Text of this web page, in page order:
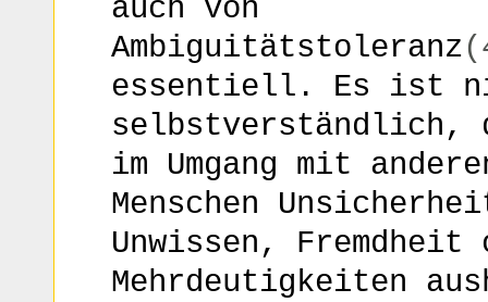
auch von
Ambiguitätstoleranz
essentiell. Es ist
selbstverständlich,
im Umgang mit
Menschen
Unwissen, Fremdheit
Mehrdeutigkeiten